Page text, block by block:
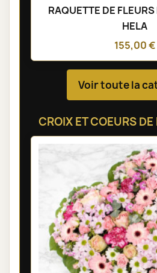
RAQUETTE DE
HELA
155,00 €
Voir toute la
CROIX ET COEURS